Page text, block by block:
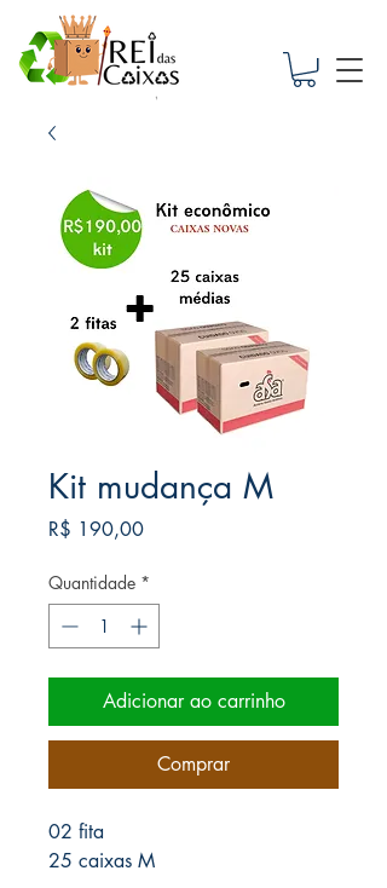
Kit mudança M
R$ 190,00Preço
Quantidade *
Adicionar ao carrinho
Comprar
02 fita
25 caixas M